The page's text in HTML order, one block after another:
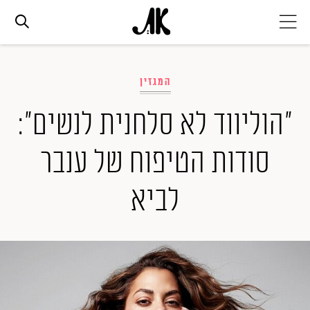
אופנה
ביוטי
סלבס
ערוצים נוספים
המגזין
המגזין
"הוליווד לא סלחנית לנשים":
סודות הטיפוח של ענבר
לביא